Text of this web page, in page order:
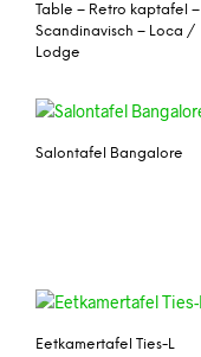
Table – Retro kaptafel –
Scandinavisch – Loca /
Lodge
Salontafel Bangalore
Eetkamertafel Ties-L